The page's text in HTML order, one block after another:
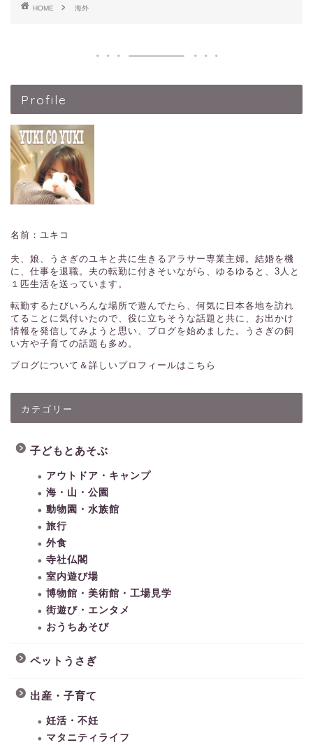
HOME 海外
Profile
名前：ユキコ
夫、娘、うさぎのユキと共に生きるアラサー専業主婦。結婚を機
に、仕事を退職。夫の転勤に付きそいながら、ゆるゆると、3人と
１匹生活を送っています。
転勤するたびいろんな場所で遊んでたら、何気に日本各地を訪れ
てることに気付いたので、役に立ちそうな話題と共に、お出かけ
情報を発信してみようと思い、ブログを始めました。うさぎの飼
い方や子育ての話題も多め。
ブログについて＆詳しいプロフィールはこちら
カテゴリー
子どもとあそぶ
アウトドア・キャンプ
海・山・公園
動物園・水族館
旅行
外食
寺社仏閣
室内遊び場
博物館・美術館・工場見学
街遊び・エンタメ
おうちあそび
ペットうさぎ
出産・子育て
妊活・不妊
マタニティライフ